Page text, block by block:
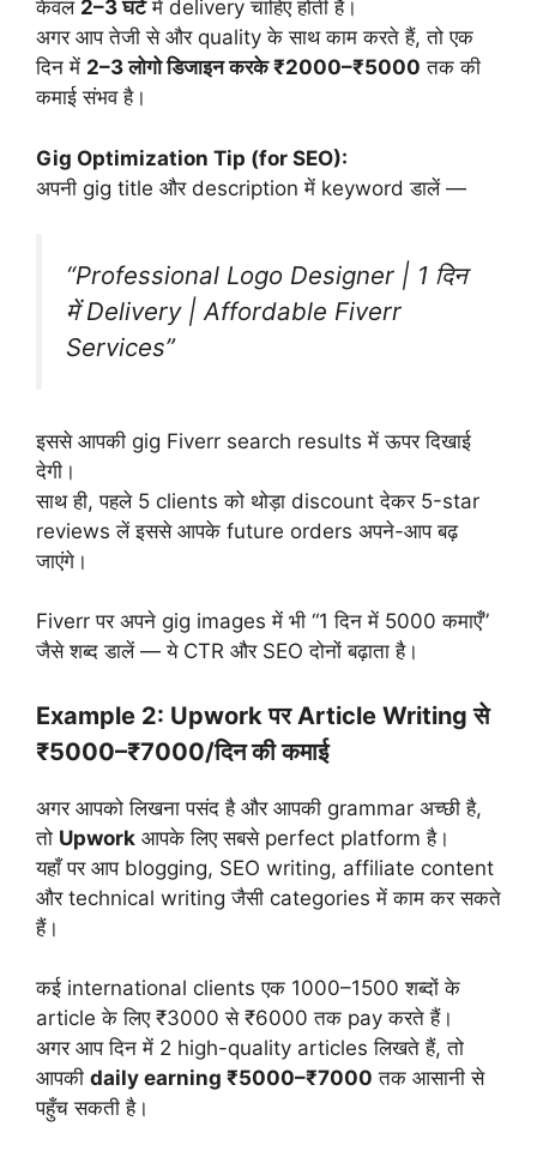
केवल 2–3 घंटेमें delivery चाहिए होती है।
अगर आप तेजी से और quality के साथ काम करते हैं, तो एक
दिन में 2–3 लोगो डिजाइन करके ₹2000–₹5000 तक की
कमाई संभव है।
Gig Optimization Tip (for SEO):
अपनी gig title और description में keyword डालें —
“Professional Logo Designer | 1 दिन
में Delivery | Affordable Fiverr
Services”
इससे आपकी gig Fiverr search results में ऊपर दिखाई
देगी।
साथ ही, पहले 5 clients को थोड़ा discount देकर 5-star
reviews लें इससे आपके future orders अपने-आप बढ़
जाएंगे।
Fiverr पर अपने gig images में भी “1 दिन में 5000 कमाएँ”
जैसे शब्द डालें — ये CTR और SEO दोनों बढ़ाता है।
Example 2: Upwork पर Article Writing से
₹5000–₹7000/दिन की कमाई
अगर आपको लिखना पसंद है और आपकी grammar अच्छी है,
तो Upwork आपके लिए सबसे perfect platform है।
यहाँ पर आप blogging, SEO writing, affiliate content
और technical writing जैसी categories में काम कर सकते
हैं।
कई international clients एक 1000–1500 शब्दों के
article के लिए ₹3000 से ₹6000 तक pay करते हैं।
अगर आप दिन में 2 high-quality articles लिखते हैं, तो
आपकी daily earning ₹5000–₹7000 तक आसानी से
पहुँच सकती है।